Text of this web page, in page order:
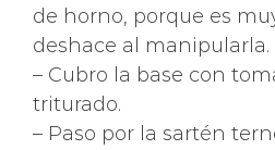
de horno, porque es
deshace al manipularla.
– Cubro la base con
triturado.
– Paso por la sartén